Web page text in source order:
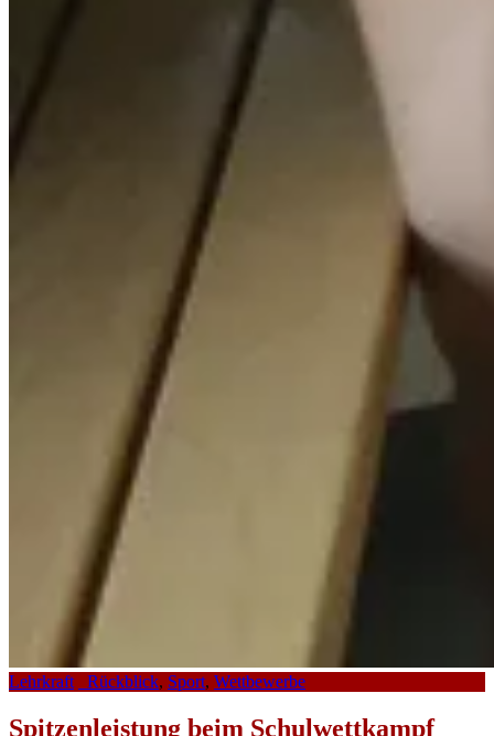
Lehrkraft _Rückblick, Sport, Wettbewerbe
Spitzenleistung beim Schulwettkampf